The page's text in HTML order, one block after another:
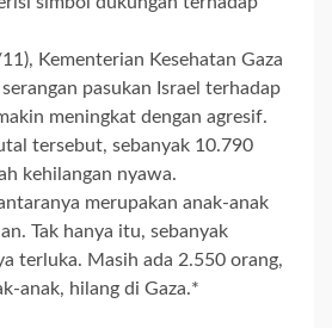
Kementerian Kesehatan Gaza
pasukan Israel terhadap
meningkat dengan agresif.
tersebut, sebanyak 10.790
kehilangan nyawa.
merupakan anak-anak
Tak hanya itu, sebanyak
terluka. Masih ada 2.550 orang,
anak, hilang di Gaza.*